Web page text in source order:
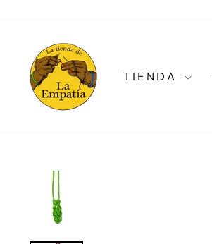
contenido
TIENDA